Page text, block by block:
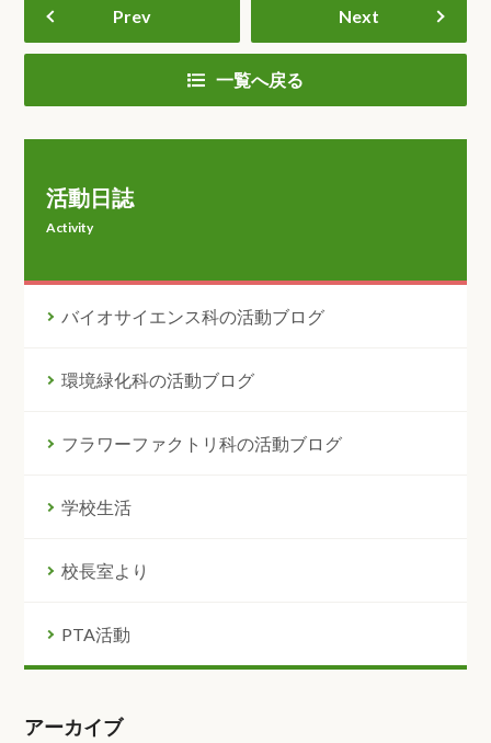
Prev Next
一覧へ戻る
活動日誌
Activity
バイオサイエンス科の活動ブログ
環境緑化科の活動ブログ
フラワーファクトリ科の活動ブログ
学校生活
校長室より
PTA活動
アーカイブ